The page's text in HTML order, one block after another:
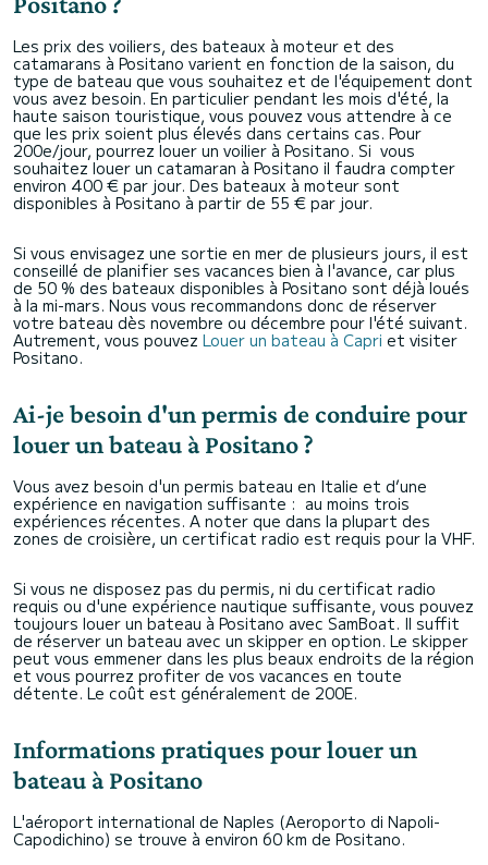
Les prix des voiliers, des bateaux à moteur et des
catamarans à Positano varient en fonction de la saison, du
type de bateau que vous souhaitez et de l'équipement dont
vous avez besoin. En particulier pendant les mois d'été, la
haute saison touristique, vous pouvez vous attendre à ce
que les prix soient plus élevés dans certains cas. Pour
200e/jour, pourrez louer un voilier à Positano. Si vous
souhaitez louer un catamaran à Positano il faudra compter
environ 400 € par jour. Des bateaux à moteur sont
disponibles à Positano à partir de 55 € par jour.
Si vous envisagez une sortie en mer de plusieurs jours, il est
conseillé de planifier ses vacances bien à l'avance, car plus
de 50 % des bateaux disponibles à Positano sont déjà loués
à la mi-mars. Nous vous recommandons donc de réserver
votre bateau dès novembre ou décembre pour l'été suivant.
Autrement, vous pouvez Louer un bateau à Capri et visiter
Positano.
Ai-je besoin d'un permis de conduire pour
louer un bateau à Positano ?
Vous avez besoin d'un permis bateau en Italie et d’une
expérience en navigation suffisante : au moins trois
expériences récentes. A noter que dans la plupart des
zones de croisière, un certificat radio est requis pour la VHF.
Si vous ne disposez pas du permis, ni du certificat radio
requis ou d'une expérience nautique suffisante, vous pouvez
toujours louer un bateau à Positano avec SamBoat. Il suffit
de réserver un bateau avec un skipper en option. Le skipper
peut vous emmener dans les plus beaux endroits de la région
et vous pourrez profiter de vos vacances en toute
détente. Le coût est généralement de 200E.
Informations pratiques pour louer un
bateau à Positano
L'aéroport international de Naples (Aeroporto di Napoli-
Capodichino) se trouve à environ 60 km de Positano.